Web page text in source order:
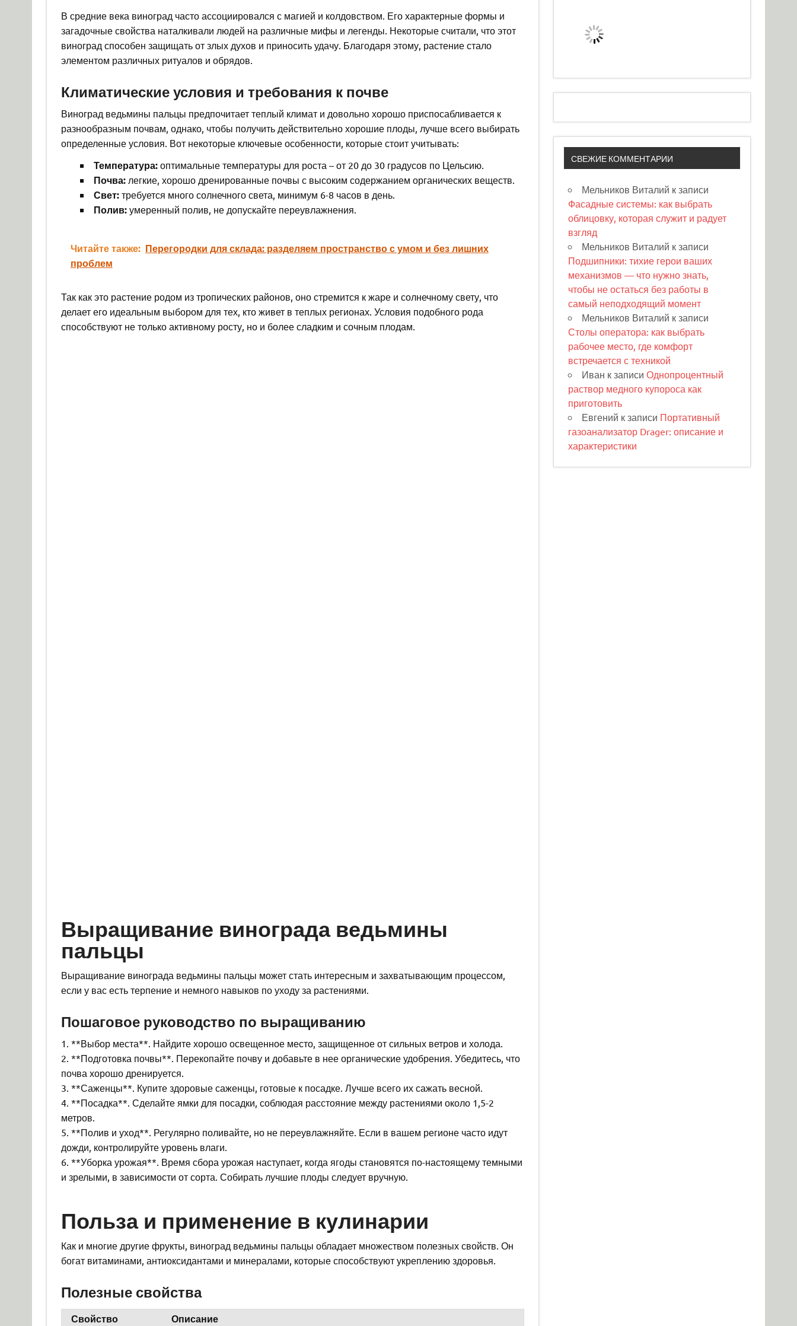
В средние века виноград часто ассоциировался с магией и колдовством. Его характерные формы и
загадочные свойства наталкивали людей на различные мифы и легенды. Некоторые считали, что этот
виноград способен защищать от злых духов и приносить удачу. Благодаря этому, растение стало
элементом различных ритуалов и обрядов.
Климатические условия и требования к почве
Виноград ведьмины пальцы предпочитает теплый климат и довольно хорошо приспосабливается к
разнообразным почвам, однако, чтобы получить действительно хорошие плоды, лучше всего выбирать
определенные условия. Вот некоторые ключевые особенности, которые стоит учитывать:
Температура:оптимальные температуры для роста – от 20 до 30 градусов по Цельсию.
Почва:легкие, хорошо дренированные почвы с высоким содержанием органических веществ.
Свет:требуется много солнечного света, минимум 6-8 часов в день.
Полив:умеренный полив, не допускайте переувлажнения.
Читайте также: Перегородки для склада: разделяем пространство с умом и без лишних
проблем
Так как это растение родом из тропических районов, оно стремится к жаре и солнечному свету, что
делает его идеальным выбором для тех, кто живет в теплых регионах. Условия подобного рода
способствуют не только активному росту, но и более сладким и сочным плодам.
Выращивание винограда ведьмины
пальцы
Выращивание винограда ведьмины пальцы может стать интересным и захватывающим процессом,
если у вас есть терпение и немного навыков по уходу за растениями.
Пошаговое руководство по выращиванию
1. **Выбор места**. Найдите хорошо освещенное место, защищенное от сильных ветров и холода.
2. **Подготовка почвы**. Перекопайте почву и добавьте в нее органические удобрения. Убедитесь, что
почва хорошо дренируется.
3. **Саженцы**. Купите здоровые саженцы, готовые к посадке. Лучше всего их сажать весной.
4. **Посадка**. Сделайте ямки для посадки, соблюдая расстояние между растениями около 1,5-2
метров.
5. **Полив и уход**. Регулярно поливайте, но не переувлажняйте. Если в вашем регионе часто идут
дожди, контролируйте уровень влаги.
6. **Уборка урожая**. Время сбора урожая наступает, когда ягоды становятся по-настоящему темными
и зрелыми, в зависимости от сорта. Собирать лучшие плоды следует вручную.
Польза и применение в кулинарии
Как и многие другие фрукты, виноград ведьмины пальцы обладает множеством полезных свойств. Он
богат витаминами, антиоксидантами и минералами, которые способствуют укреплению здоровья.
Полезные свойства
Свойство Описание
СВЕЖИЕ КОММЕНТАРИИ
Мельников Виталий к записи
Фасадные системы: как выбрать
облицовку, которая служит и радует
взгляд
Мельников Виталий к записи
Подшипники: тихие герои ваших
механизмов — что нужно знать,
чтобы не остаться без работы в
самый неподходящий момент
Мельников Виталий к записи
Столы оператора: как выбрать
рабочее место, где комфорт
встречается с техникой
Иван к записиОднопроцентный
раствор медного купороса как
приготовить
Евгений к записи Портативный
газоанализатор Drager: описание и
характеристики